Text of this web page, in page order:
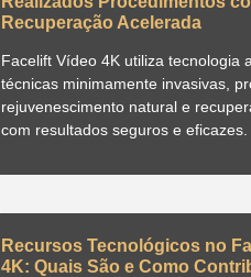
Recuperação Acelerada
Facelift Vídeo 4K utiliza tecnologia
técnicas minimamente invasivas,
rejuvenescimento natural e
com resultados seguros e eficazes.
Recursos Tecnológicos no
4K: Quais São e Como